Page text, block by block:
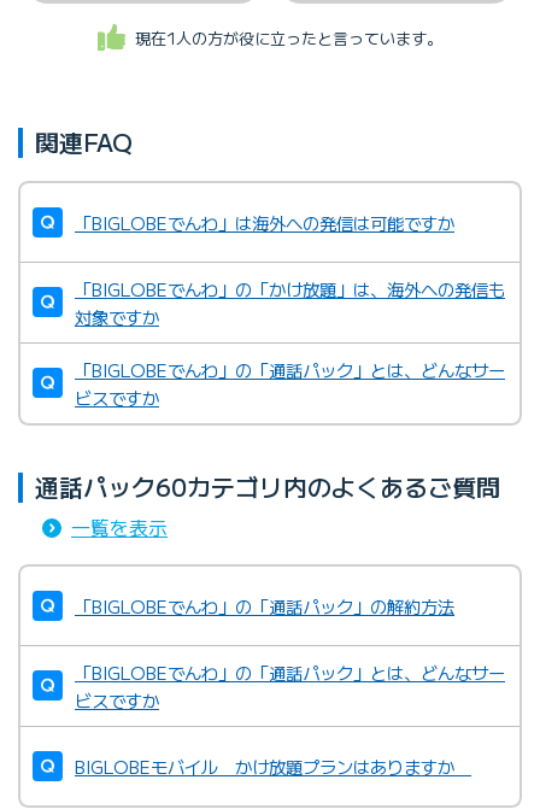
現在1人の方が役に立ったと言っています。
関連FAQ
「BIGLOBEでんわ」は海外への発信は可能ですか
「BIGLOBEでんわ」の「かけ放題」は、海外への発信も
対象ですか
「BIGLOBEでんわ」の「通話パック」とは、どんなサー
ビスですか
通話パック60カテゴリ内のよくあるご質問
一覧を表示
「BIGLOBEでんわ」の「通話パック」の解約方法
「BIGLOBEでんわ」の「通話パック」とは、どんなサー
ビスですか
BIGLOBEモバイル かけ放題プランはありますか